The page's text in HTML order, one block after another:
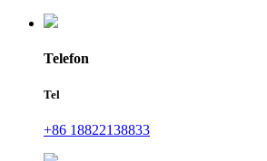
Telefon
Tel
+86 18822138833